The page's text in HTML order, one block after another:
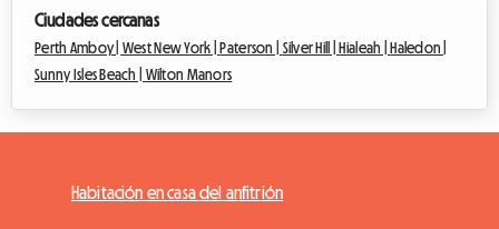
Ciudades cercanas
Perth Amboy | West New York | Paterson | Silver Hill | Hialeah |
Haledon |
Sunny Isles Beach | Wilton Manors
Habitación en casa del anfitrión